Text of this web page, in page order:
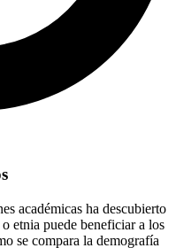
académicas ha descubierto
etnia puede beneficiar a los
se compara la demografía